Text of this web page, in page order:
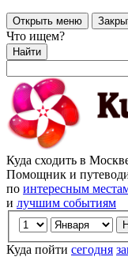
Открыть меню
Что ищем?
Найти
Куда сходить в
Помощник и
по интересным
и лучшим событиям
Куда пойти сегодня